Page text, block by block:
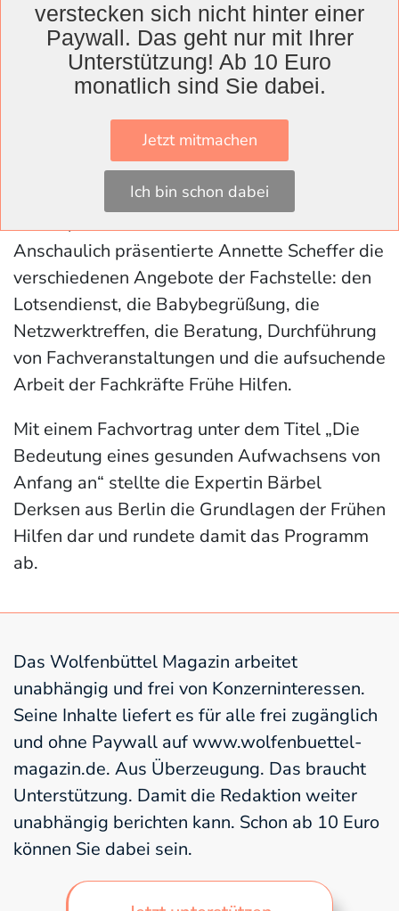
Annette Scheffer, die Leiterin des Frühe Hilfen
Teams berichtete schließlich über die Arbeit
der ersten fünf Jahre, die zunächst einmal
durch die Corona-Zeit geprägt waren. „Trotz
der Pandemie haben wir beschlossen, das
Angebot aufrecht zu erhalten“, erklärte sie.
Lobende Worte hatte sie für das Klinikum,
das es werdenden Vätern ermöglichen
konnte, bei der Geburt dabei zu sein.
Anschaulich präsentierte Annette Scheffer die
verschiedenen Angebote der Fachstelle: den
Lotsendienst, die Babybegrüßung, die
Netzwerktreffen, die Beratung, Durchführung
von Fachveranstaltungen und die aufsuchende
Arbeit der Fachkräfte Frühe Hilfen.
Mit einem Fachvortrag unter dem Titel „Die
Bedeutung eines gesunden Aufwachsens von
Anfang an“ stellte die Expertin Bärbel
Derksen aus Berlin die Grundlagen der Frühen
Hilfen dar und rundete damit das Programm
ab.
Das Wolfenbüttel Magazin arbeitet
unabhängig und frei von Konzerninteressen.
Seine Inhalte liefert es für alle frei zugänglich
und ohne Paywall auf www.wolfenbuettel-
magazin.de. Aus Überzeugung. Das braucht
Unterstützung. Damit die Redaktion weiter
unabhängig berichten kann. Schon ab 10 Euro
können Sie dabei sein.
verstecken sich nicht hinter einer
Paywall. Das geht nur mit Ihrer
Unterstützung! Ab 10 Euro
monatlich sind Sie dabei.
Jetzt mitmachen
Ich bin schon dabei